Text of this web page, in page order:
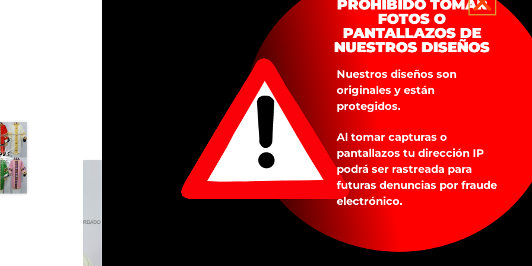
el tipo de cuello. Puedes elegir entre estolón
completo a la casulla. Las 4 casullas se
opciones.
PRODUCTOS RELACIONADOS
EVITA TOMAR
FOTOS O
PANTALLAZOS DE
NUESTROS DISEÑOS
Nuestros diseños son
originales y están
protegidos.
Al tomar capturas o
pantallazos tu dirección IP
podrá ser rastreada para
futuras denuncias por fraude
electrónico.
PROHIBIDO TOMAR
FOTOS O
PANTALLAZOS DE
NUESTROS DISEÑOS
Nuestros diseños son
originales y están
protegidos.
Al tomar capturas o
pantallazos tu dirección IP
podrá ser rastreada para
futuras denuncias por fraude
electrónico.